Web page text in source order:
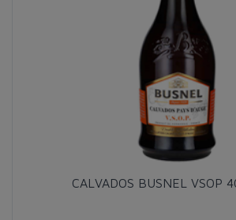
CALVADOS BUSNEL VSOP